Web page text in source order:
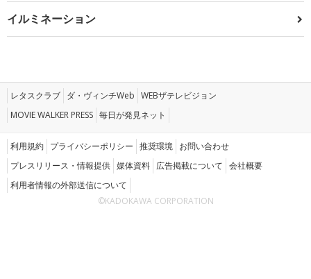
イルミネーション
レタスクラブ ダ・ヴィンチWeb WEBザテレビジョン
MOVIE WALKER PRESS 毎日が発見ネット
利用規約 プライバシーポリシー 推奨環境 お問い合わせ
プレスリリース・情報提供 媒体資料 広告掲載について 会社概要
利用者情報の外部送信について
©KADOKAWA CORPORATION